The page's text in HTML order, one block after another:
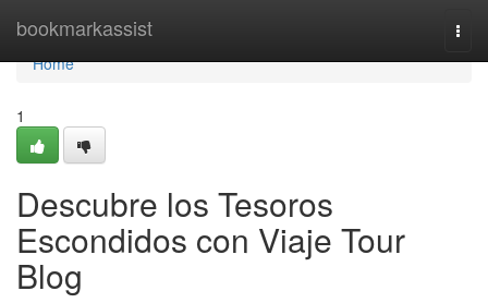
bookmarkassist
Home
Home
1
Descubre los Tesoros
Escondidos con Viaje Tour
Blog